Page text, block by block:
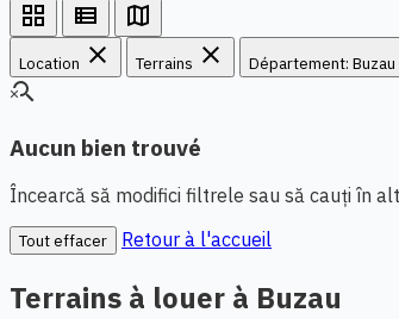
grid_view view_list map
Location close Terrains close Département: Buzau
search_off
Aucun bien trouvé
Încearcă să modifici filtrele sau să cauți în
Tout effacer Retour à l'accueil
Terrains à louer à Buzau